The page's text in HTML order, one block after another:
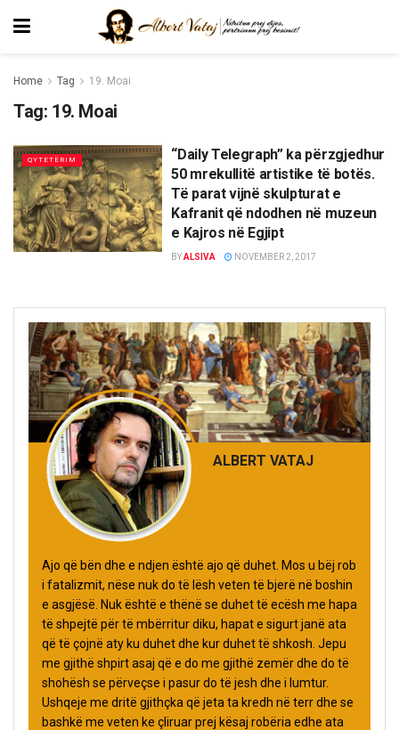
Home Tag 19. Moai
Tag: 19. Moai
QYTETËRIM
“Daily Telegraph” ka përzgjedhur
50 mrekullitë artistike të botës.
Të parat vijnë skulpturat e
Kafranit që ndodhen në muzeun
e Kajros në Egjipt
BYALSIVA NOVEMBER 2, 2017
ALBERT VATAJ
Ajo që bën dhe e ndjen është ajo që duhet. Mos u bëj rob
i fatalizmit, nëse nuk do të lësh veten të bjerë në boshin
e asgjësë. Nuk është e thënë se duhet të ecësh me hapa
të shpejtë për të mbërritur diku, hapat e sigurt janë ata
që të çojnë aty ku duhet dhe kur duhet të shkosh. Jepu
me gjithë shpirt asaj që e do me gjithë zemër dhe do të
shohësh se përveçse i pasur do të jesh dhe i lumtur.
Ushqeje me dritë gjithçka që jeta ta kredh në terr dhe se
bashkë me veten ke çliruar prej kësaj robëria edhe ata